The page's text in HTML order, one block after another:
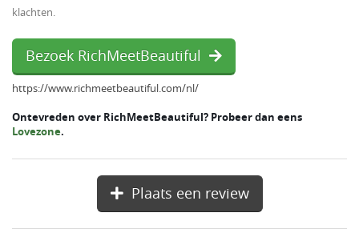
klachten.
Bezoek RichMeetBeautiful
https://www.richmeetbeautiful.com/nl/
Ontevreden over RichMeetBeautiful? Probeer dan eens
Lovezone.
Plaats een review